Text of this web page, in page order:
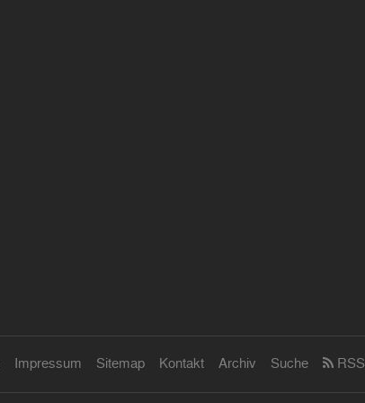
Impressum Sitemap Kontakt Archiv Suche